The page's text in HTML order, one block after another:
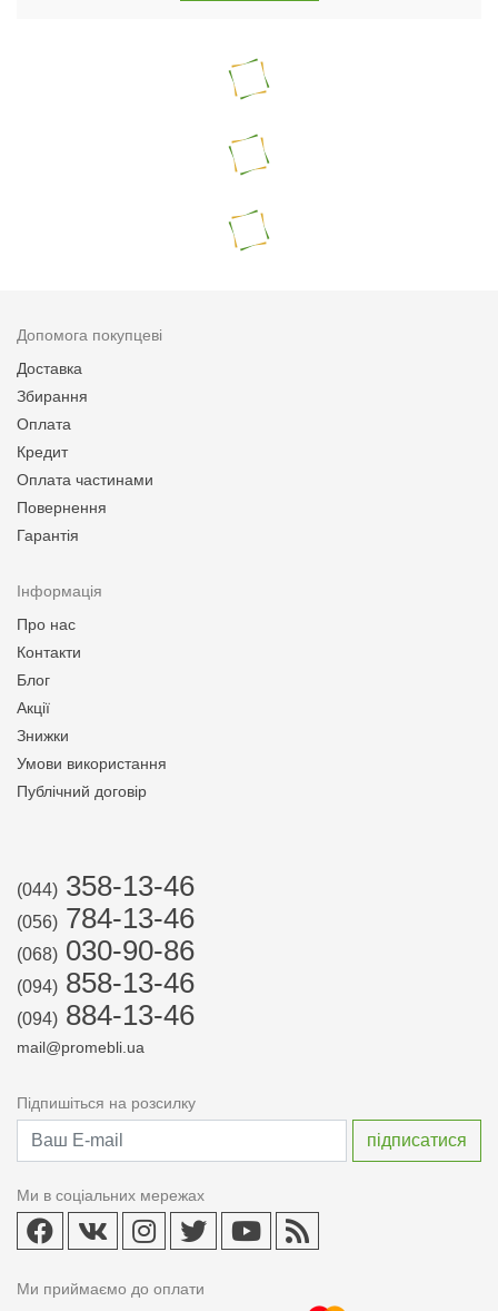
Допомога покупцеві
Доставка
Збирання
Оплата
Кредит
Оплата частинами
Повернення
Гарантія
Інформація
Про нас
Контакти
Блог
Акції
Знижки
Умови використання
Публічний договір
(044) 358-13-46
(056) 784-13-46
(068) 030-90-86
(094) 858-13-46
(094) 884-13-46
mail@promebli.ua
Підпишіться на розсилку
Ми в соціальних мережах
Ми приймаємо до оплати